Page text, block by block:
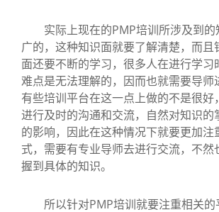
实际上现在的PMP培训所涉及到的
广的，这种知识面就要了解清楚，而且
面还要不断的学习，很多人在进行学习
难点是无法理解的，因而也就需要导师
有些培训平台在这一点上做的不是很好
进行及时的沟通和交流，自然对知识的
的影响，因此在这种情况下就要更加注
式，需要有专业导师去进行交流，不然
握到具体的知识。
所以针对PMP培训就要注重相关的